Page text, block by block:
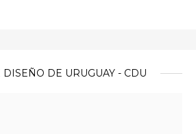
DE URUGUAY - CDU